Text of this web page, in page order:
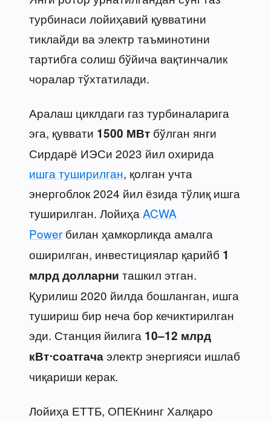
турбинаси лойиҳавий қувватини
тиклайди ва электр таъминотини
тартибга солиш бўйича вақтинчалик
чоралар тўхтатилади.
Аралаш циклдаги газ турбиналарига
эга, қуввати 1500 МВт бўлган янги
Сирдарё ИЭСи 2023 йил охирида
ишга туширилган, қолган учта
энергоблок 2024 йил ёзида тўлиқ ишга
туширилган. Лойиҳа ACWA
Power билан ҳамкорликда амалга
оширилган, инвестициялар қарийб 1
млрд долларни ташкил этган.
Қурилиш 2020 йилда бошланган, ишга
тушириш бир неча бор кечиктирилган
эди. Станция йилига 10–12 млрд
кВт⋅соатгачаэлектр энергияси ишлаб
чиқариши керак.
Лойиҳа ЕТТБ, ОПЕКнинг Халқаро